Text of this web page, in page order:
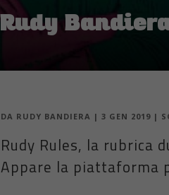
Rudy
DA RUDY BANDIERA | 3 GEN 2019 |
Rudy Rules, la rubrica
Appare la piattaforma